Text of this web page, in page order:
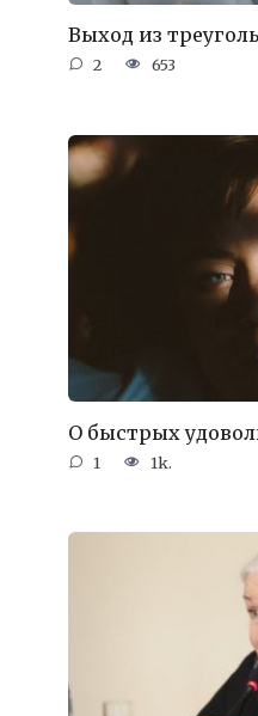
Выход из
2 653
О быстрых
1 1k.